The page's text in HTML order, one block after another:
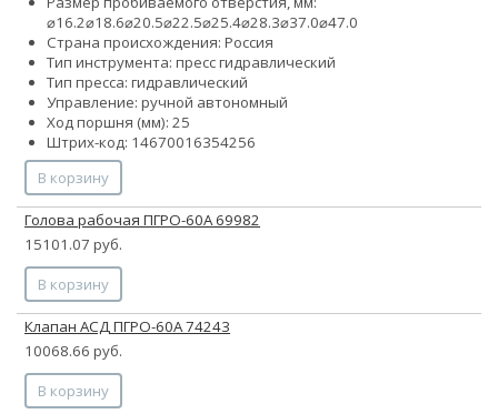
⌀16.2⌀18.6⌀20.5⌀22.5⌀25.4⌀28.3⌀37.0⌀47.0
Страна происхождения: Россия
Тип инструмента: пресс гидравлический
Тип пресса: гидравлический
Управление: ручной автономный
Ход поршня (мм): 25
Штрих-код: 14670016354256
В корзину
Голова рабочая ПГРО-60А 69982
15101.07 руб.
В корзину
Клапан АСД ПГРО-60А 74243
10068.66 руб.
В корзину